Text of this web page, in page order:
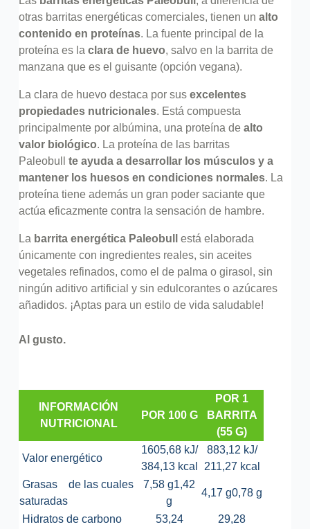
otras barritas energéticas comerciales, tienen un alto
contenido en proteínas. La fuente principal de la
proteína es la clara de huevo, salvo en la barrita de
manzana que es el guisante (opción vegana).
La clara de huevo destaca por sus excelentes
propiedades nutricionales. Está compuesta
principalmente por albúmina, una proteína de alto
valor biológico. La proteína de las barritas
Paleobull te ayuda a desarrollar los músculos y a
mantener los huesos en condiciones normales. La
proteína tiene además un gran poder saciante que
actúa eficazmente contra la sensación de hambre.
La barrita energética Paleobull
está elaborada
únicamente con ingredientes reales, sin aceites
vegetales refinados, como el de palma o girasol, sin
ningún aditivo artificial y sin edulcorantes o azúcares
añadidos. ¡Aptas para un estilo de vida saludable!
Al gusto.
INFORMACIÓN
NUTRICIONAL
POR 100 G
POR 1
BARRITA
(55 G)
Valor energético
1605,68 kJ/
384,13 kcal
883,12 kJ/
211,27 kcal
Grasas de las cuales
saturadas
7,58 g1,42
g
4,17 g0,78 g
Hidratos de carbono
53,24
29,28